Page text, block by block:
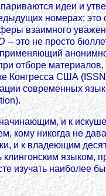
идеи и
номерах; это
взаимного
-- это не просто
отборе
Конгресса США
современных
и к
кому никогда не
и к владеющим
клингонским языком,
изучать наиболее